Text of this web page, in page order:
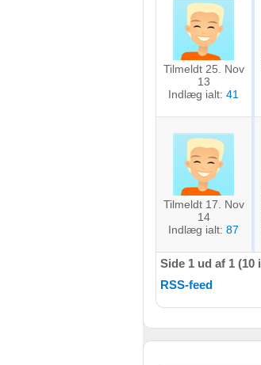
Tilmeldt 25. Nov
13
Indlæg ialt: 41
Tilmeldt 17. Nov
14
Indlæg ialt: 87
Side 1 ud af 1
RSS-feed
Identificere enheder baseret på aktivt